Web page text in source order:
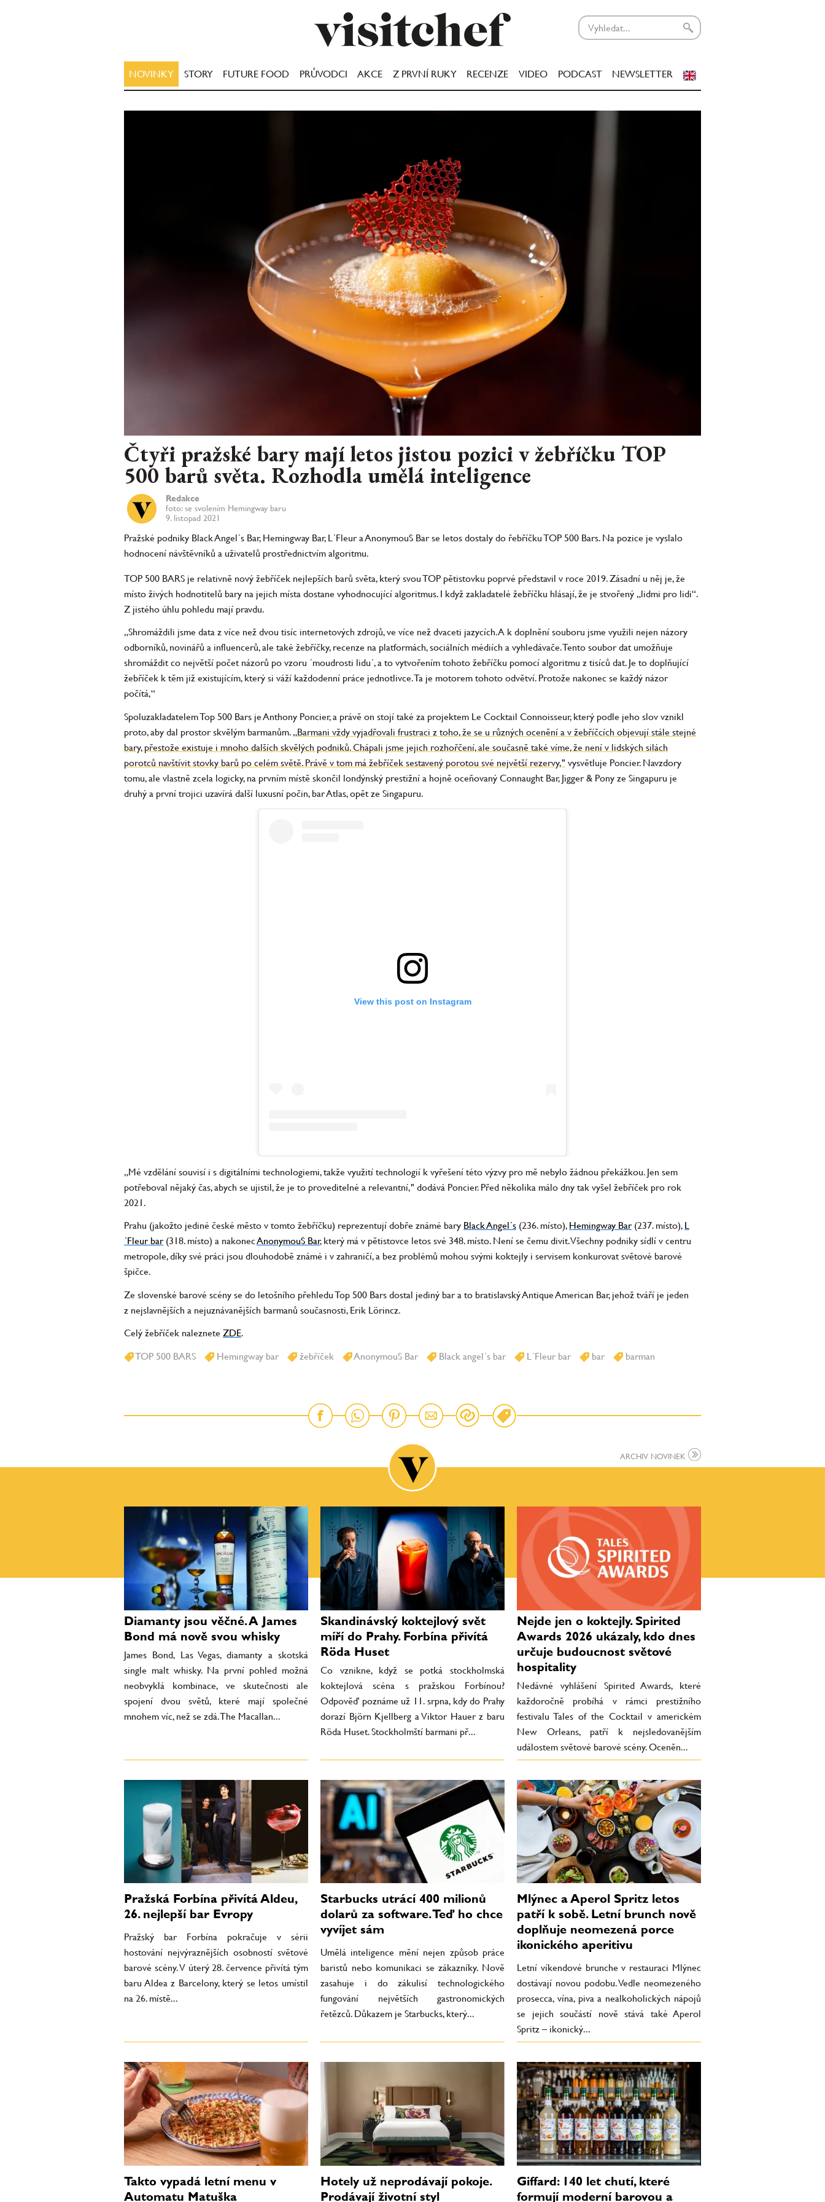
NOVINKY STORY FUTURE FOOD PRŮVODCI AKCE Z PRVNÍ RUKY RECENZE VIDEO PODCAST NEWSLETTER
Čtyři pražské bary mají letos jistou pozici v žebříčku TOP
500 barů světa. Rozhodla umělá inteligence
Redakce
foto: se svolením Hemingway baru
9. listopad 2021
Pražské podniky Black Angel´s Bar, Hemingway Bar, L´Fleur a AnonymouS Bar se letos dostaly do řebříčku TOP 500 Bars. Na pozice je vyslalo
hodnocení návštěvníků a uživatelů prostřednictvím algoritmu.
TOP 500 BARS je relativně nový žebříček nejlepších barů světa, který svou TOP pětistovku poprvé představil v roce 2019. Zásadní u něj je, že
místo živých hodnotitelů bary na jejich místa dostane vyhodnocující algoritmus. I když zakladatelé žebříčku hlásají, že je stvořený „lidmi pro lidi“.
Z jistého úhlu pohledu mají pravdu.
„Shromáždili jsme data z více než dvou tisíc internetových zdrojů, ve více než dvaceti jazycích. A k doplnění souboru jsme využili nejen názory
odborníků, novinářů a influencerů, ale také žebříčky, recenze na platformách, sociálních médiích a vyhledávače. Tento soubor dat umožňuje
shromáždit co největší počet názorů po vzoru ´moudrosti lidu´, a to vytvořením tohoto žebříčku pomocí algoritmu z tisíců dat. Je to doplňující
žebříček k těm již existujícím, který si váží každodenní práce jednotlivce. Ta je motorem tohoto odvětví. Protože nakonec se každý názor
počítá,“
Spoluzakladatelem Top 500 Bars je Anthony Poncier, a právě on stojí také za projektem Le Cocktail Connoisseur, který podle jeho slov vznikl
proto, aby dal prostor skvělým barmanům. „Barmani vždy vyjadřovali frustraci z toho, že se u různých ocenění a v žebříčcích objevují stále stejné
bary, přestože existuje i mnoho dalších skvělých podniků. Chápali jsme jejich rozhořčení, ale současně také víme, že není v lidských silách
porotců navštívit stovky barů po celém světě. Právě v tom má žebříček sestavený porotou své největší rezervy," vysvětluje Poncier. Navzdory
tomu, ale vlastně zcela logicky, na prvním místě skončil londýnský prestižní a hojně oceňovaný Connaught Bar, Jigger & Pony ze Singapuru je
druhý a první trojici uzavírá další luxusní počin, bar Atlas, opět ze Singapuru.
View this post on Instagram
„Mé vzdělání souvisí i s digitálními technologiemi, takže využití technologií k vyřešení této výzvy pro mě nebylo žádnou překážkou. Jen sem
potřeboval nějaký čas, abych se ujistil, že je to proveditelné a relevantní," dodává Poncier. Před několika málo dny tak vyšel žebříček pro rok
2021.
Prahu (jakožto jediné české město v tomto žebříčku) reprezentují dobře známé bary Black Angel´s (236. místo), Hemingway Bar(237. místo), L
´Fleur bar(318. místo) a nakonecAnonymouS Bar, který má v pětistovce letos své 348. místo. Není se čemu divit. Všechny podniky sídlí v centru
metropole, díky své práci jsou dlouhodobě známé i v zahraničí, a bez problémů mohou svými koktejly i servisem konkurovat světové barové
špičce.
Ze slovenské barové scény se do letošního přehledu Top 500 Bars dostal jediný bar a to bratislavský Antique American Bar, jehož tváří je jeden
z nejslavnějších a nejuznávanějších barmanů současnosti, Erik Lörincz.
Celý žebříček naleznete ZDE.
TOP 500 BARS
Hemingway bar žebříček AnonymouS Bar Black angel´s bar L´Fleur bar bar barman
ARCHIV NOVINEK
Diamanty jsou věčné. A James
Bond má nově svou whisky
James Bond, Las Vegas, diamanty a skotská
single malt whisky. Na první pohled možná
neobvyklá kombinace, ve skutečnosti ale
spojení dvou světů, které mají společné
mnohem víc, než se zdá. The Macallan...
Skandinávský koktejlový svět
míří do Prahy. Forbína přivítá
Röda Huset
Co vznikne, když se potká stockholmská
koktejlová scéna s pražskou Forbínou?
Odpověď poznáme už 11. srpna, kdy do Prahy
dorazí Björn Kjellberg a Viktor Hauer z baru
Röda Huset. Stockholmští barmani př...
Nejde jen o koktejly. Spirited
Awards 2026 ukázaly, kdo dnes
určuje budoucnost světové
hospitality
Nedávné vyhlášení Spirited Awards, které
každoročně probíhá v rámci prestižního
festivalu Tales of the Cocktail v americkém
New Orleans, patří k nejsledovanějším
událostem světové barové scény. Oceněn...
Pražská Forbína přivítá Aldeu,
26. nejlepší bar Evropy
Pražský bar Forbína pokračuje v sérii
hostování nejvýraznějších osobností světové
barové scény. V úterý 28. července přivítá tým
baru Aldea z Barcelony, který se letos umístil
na 26. místě...
Starbucks utrácí 400 milionů
dolarů za software. Teď ho chce
vyvíjet sám
Umělá inteligence mění nejen způsob práce
baristů nebo komunikaci se zákazníky. Nově
zasahuje i do zákulisí technologického
fungování největších gastronomických
řetězců. Důkazem je Starbucks, který...
Mlýnec a Aperol Spritz letos
patří k sobě. Letní brunch nově
doplňuje neomezená porce
ikonického aperitivu
Letní víkendové brunche v restauraci Mlýnec
dostávají novou podobu. Vedle neomezeného
prosecca, vína, piva a nealkoholických nápojů
se jejich součástí nově stává také Aperol
Spritz – ikonický...
Takto vypadá letní menu v
Automatu Matuška
Hotely už neprodávají pokoje.
Prodávají životní styl
Giffard: 140 let chutí, které
formují moderní barovou a